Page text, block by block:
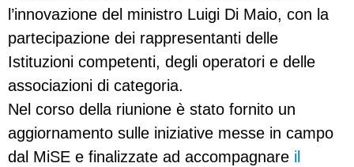
l’innovazione del ministro Luigi Di Maio, con la
partecipazione dei rappresentanti delle
Istituzioni competenti, degli operatori e delle
associazioni di categoria.
Nel corso della riunione è stato fornito un
aggiornamento sulle iniziative messe in campo
dal MiSE e finalizzate ad accompagnare il